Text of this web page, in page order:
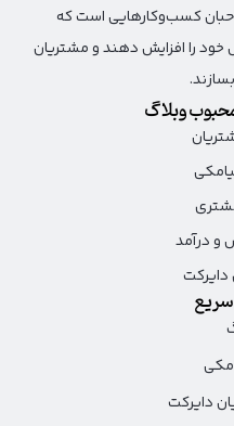
کسب‌وکارهایی است که
را افزایش دهند و مشتریان
وبلاگ
مشتری
و درآمد
دایرکت